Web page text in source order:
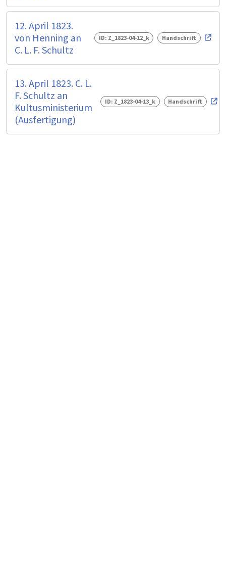
12. April 1823.
von Henning an
C. L. F. Schultz
ID: Z_1823-04-12_k Handschrift
13. April 1823. C. L.
F. Schultz an
Kultusministerium
(Ausfertigung)
ID: Z_1823-04-13_k Handschrift